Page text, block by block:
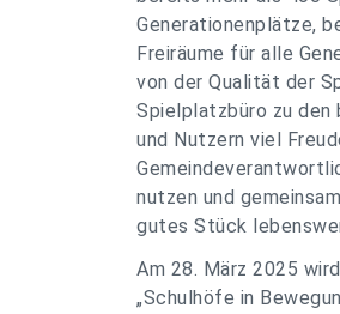
Generationenplätze,
Freiräume für alle
von der Qualität der
Spielplatzbüro zu den
und Nutzern viel
nutzen und
gutes Stück
Am 28. März 2025
„Schulhöfe in